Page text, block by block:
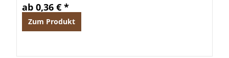
ab 0,36 € *
Zum Produkt